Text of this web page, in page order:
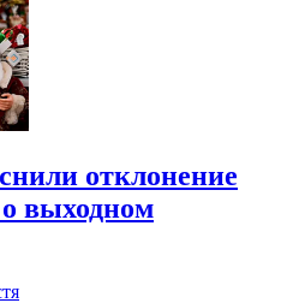
отклонение
выходном